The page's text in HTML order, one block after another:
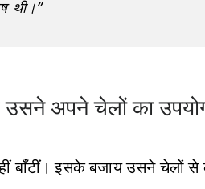
थी।”
अपने चेलों का
बाँटीं। इसके बजाय उसने चेलों